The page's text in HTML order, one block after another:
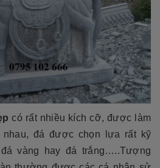
có rất nhiều kích cỡ, được làm
đá được chọn lựa rất kỹ
vàng hay đá trắng…..Tượng